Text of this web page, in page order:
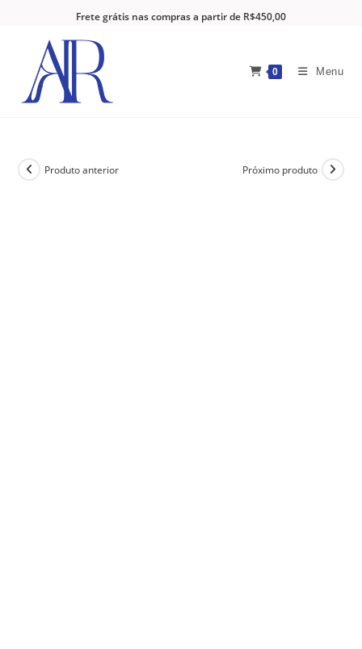
Frete grátis nas compras a partir de R$450,00
0 Menu
Produto anterior Próximo produto